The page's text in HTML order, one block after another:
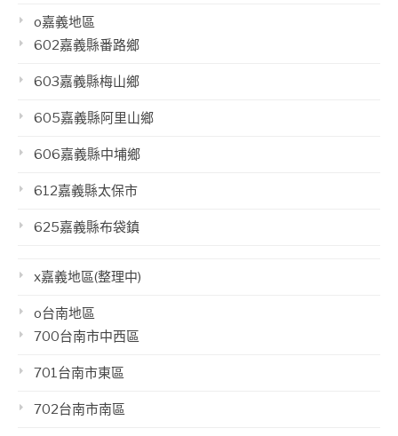
o嘉義地區
602嘉義縣番路鄉
603嘉義縣梅山鄉
605嘉義縣阿里山鄉
606嘉義縣中埔鄉
612嘉義縣太保市
625嘉義縣布袋鎮
x嘉義地區(整理中)
o台南地區
700台南市中西區
701台南市東區
702台南市南區